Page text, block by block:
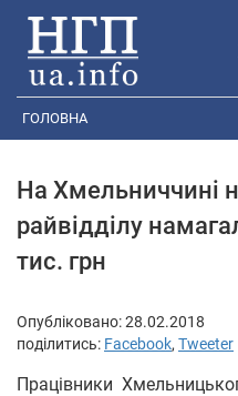
ГОЛОВНА
На Хмельниччині
райвідділу
тис. грн
Опубліковано:28.02.2018
поділитись: Facebook, Tweeter
Працівники